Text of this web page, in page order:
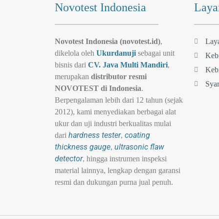
Novotest Indonesia
Novotest Indonesia (novotest.id),
dikelola oleh Ukurdanuji sebagai unit
bisnis dari CV. Java Multi Mandiri,
merupakan distributor resmi
NOVOTEST di Indonesia.
Berpengalaman lebih dari 12 tahun (sejak
2012), kami menyediakan berbagai alat
ukur dan uji industri berkualitas mulai
dari hardness tester, coating
thickness gauge, ultrasonic flaw
detector, hingga instrumen inspeksi
material lainnya, lengkap dengan garansi
resmi dan dukungan purna jual penuh.